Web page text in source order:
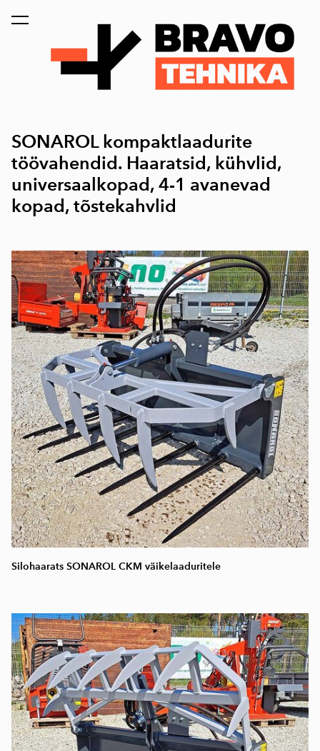
lisati ostukorvi. Vaata ostukorvi
SONAROL kompaktlaadurite
töövahendid. Haaratsid, kühvlid,
universaalkopad, 4-1 avanevad
kopad, tõstekahvlid
Silohaarats SONAROL CKM väikelaaduritele